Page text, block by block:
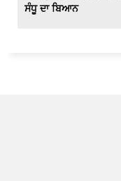
ਸੰਧੂ ਦਾ ਬਿਆਨ